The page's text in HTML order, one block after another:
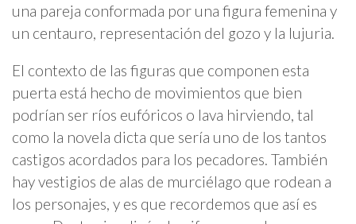
una pareja conformada por una figura femenina y
un centauro, representación del gozo y la lujuria.
El contexto de las figuras que componen esta
puerta está hecho de movimientos que bien
podrían ser ríos eufóricos o lava hirviendo, tal
como la novela dicta que sería uno de los tantos
castigos acordados para los pecadores. También
hay vestigios de alas de murciélago que rodean a
los personajes, y es que recordemos que así es